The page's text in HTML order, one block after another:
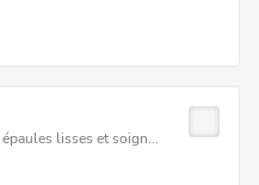
lisses et soign...